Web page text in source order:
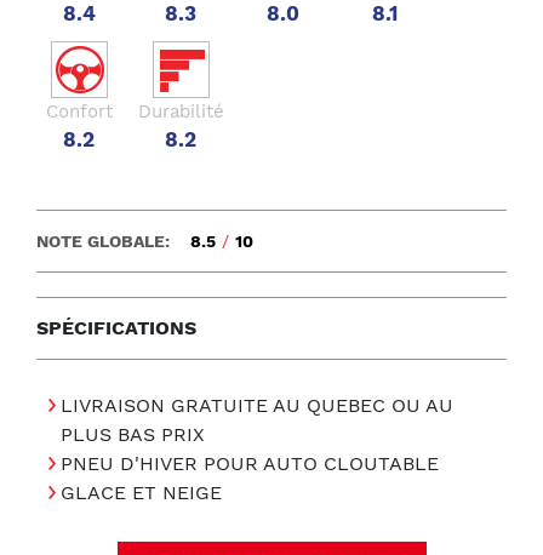
8.4 8.3 8.0 8.1
Confort
8.2
Durabilité
8.2
SPÉCIFICATIONS
NOTE GLOBALE: 8.5 / 10
LIVRAISON GRATUITE AU QUEBEC OU AU
PLUS BAS PRIX
PNEU D'HIVER POUR AUTO CLOUTABLE
GLACE ET NEIGE